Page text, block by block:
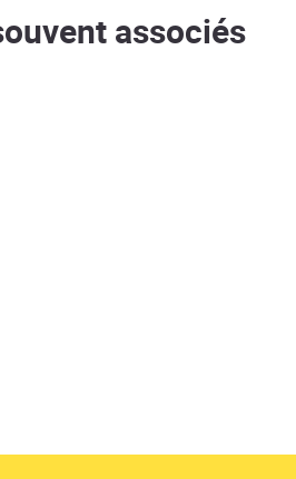
associés